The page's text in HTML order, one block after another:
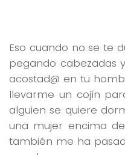
Eso cuando no se te
pegando cabezadas
acostad@ en tu
llevarme un cojín
alguien se quiere
una mujer encima
también me ha